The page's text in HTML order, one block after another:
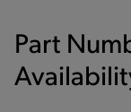
Part